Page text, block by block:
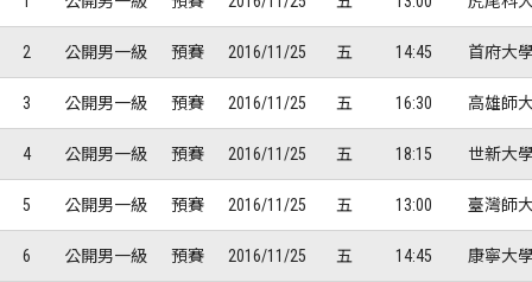
歷屆冠軍
歷屆個人獎得主
歷史數據排行
歷屆冠軍
歷屆個人獎得主
歷史數據排行
2 公開男一級 預賽 2016/11/25 五 14:45 首府大
3 公開男一級 預賽 2016/11/25 五 16:30 高雄師
4 公開男一級 預賽 2016/11/25 五 18:15 世新大
5 公開男一級 預賽 2016/11/25 五 13:00 臺灣師
6 公開男一級 預賽 2016/11/25 五 14:45 康寧大